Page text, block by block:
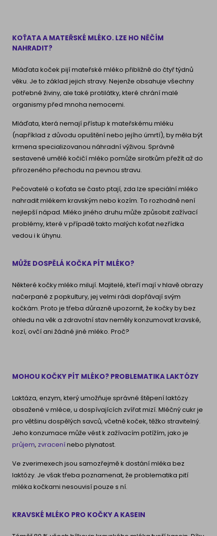
KOŤATA A MATEŘSKÉ MLÉKO. LZE HO NĚČÍM
NAHRADIT?
Mláďata koček pijí mateřské mléko přibližně do čtyř týdnů
věku. Je to základ jejich stravy. Nejenže obsahuje všechny
potřebné živiny, ale také protilátky, které chrání malé
organismy před mnoha nemocemi.
Mláďata, která nemají přístup k mateřskému mléku
(například z důvodu opuštění nebo jejího úmrtí), by měla být
krmena specializovanou náhradní výživou. Správně
sestavené umělé kočičí mléko pomůže sirotkům přežít až do
přirozeného přechodu na pevnou stravu.
Pečovatelé o koťata se často ptají, zda lze speciální mléko
nahradit mlékem kravským nebo kozím. To rozhodně není
nejlepší nápad. Mléko jiného druhu může způsobit zažívací
problémy, které v případě takto malých koťat nezřídka
vedou i k úhynu.
MŮŽE DOSPĚLÁ KOČKA PÍT MLÉKO?
Některé kočky mléko milují. Majitelé, kteří mají v hlavě obrazy
načerpané z popkultury, jej velmi rádi dopřávají svým
kočkám. Proto je třeba důrazně upozornit, že kočky by bez
ohledu na věk a zdravotní stav neměly konzumovat kravské,
kozí, ovčí ani žádné jiné mléko. Proč?
MOHOU KOČKY PÍT MLÉKO? PROBLEMATIKA LAKTÓZY
Laktáza, enzym, který umožňuje správné štěpení laktózy
obsažené v mléce, u dospívajících zvířat mizí. Mléčný cukr je
pro většinu dospělých savců, včetně koček, těžko stravitelný.
Jeho konzumace může vést k zažívacím potížím, jako je
průjem, zvracenínebo plynatost.
Ve zverimexech jsou samozřejmě k dostání mléka bez
laktózy. Je však třeba poznamenat, že problematika pití
mléka kočkami nesouvisí pouze s ní.
KRAVSKÉ MLÉKO PRO KOČKY A KASEIN